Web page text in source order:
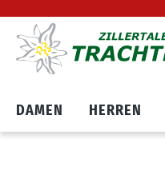
springen
DAMEN HERREN